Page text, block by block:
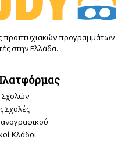
προπτυχιακών προγραμμάτων
στην Ελλάδα.
Σχολών
Σχολές
Κλάδοι